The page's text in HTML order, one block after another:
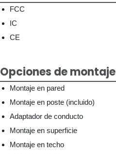
FCC
IC
CE
Opciones de montaje
Montaje en pared
Montaje en poste (incluido)
Adaptador de conducto
Montaje en superficie
Montaje en techo